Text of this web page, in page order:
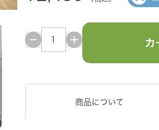
カ
商品について